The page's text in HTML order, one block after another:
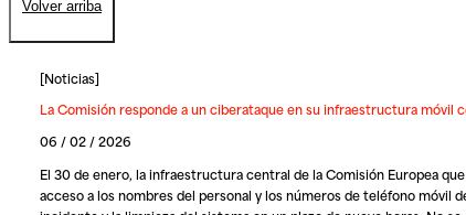
Volver arriba
[Noticias]
La Comisión responde a un ciberataque en su infraestructura móvil
06 / 02 / 2026
El 30 de enero, la infraestructura central de la Comisión Europea
acceso a los nombres del personal y los números de teléfono móvil